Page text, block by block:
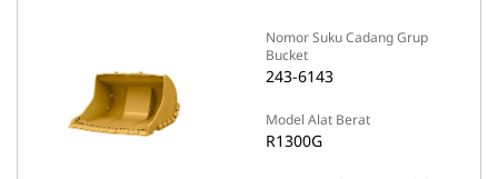
Nomor Suku Cadang Grup
Bucket
243-6143
Model Alat Berat
R1300G